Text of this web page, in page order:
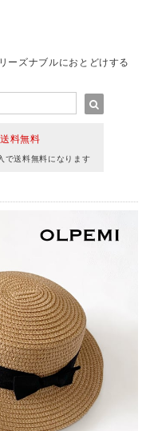
ーズナブルにおとどけする
送料無料
で送料無料になります